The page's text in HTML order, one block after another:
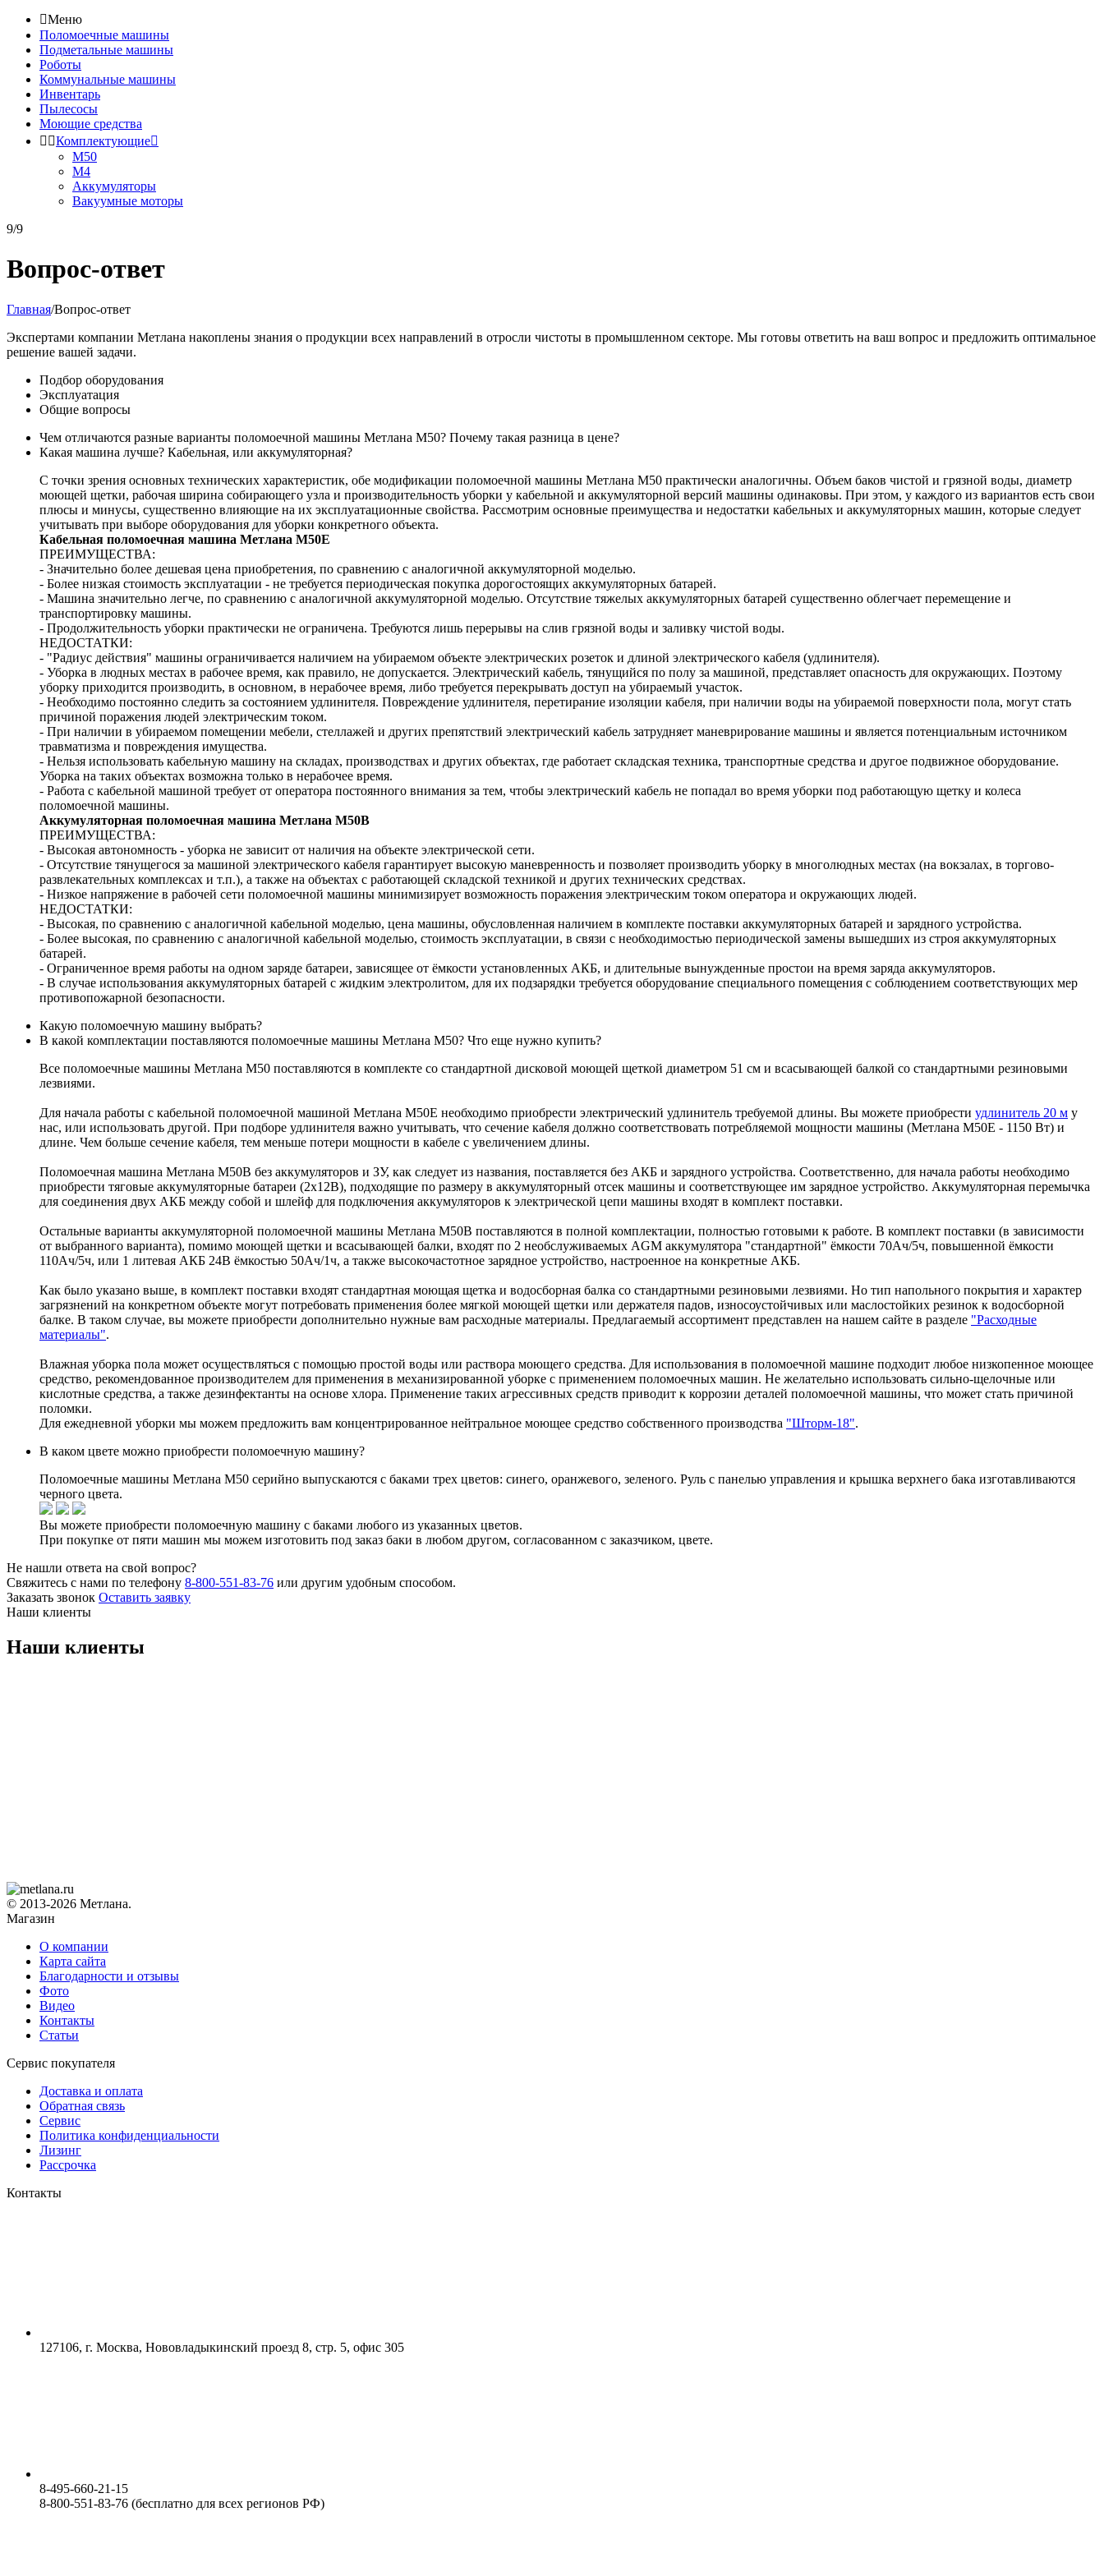
Меню
Поломоечные машины
Подметальные машины
Роботы
Коммунальные машины
Инвентарь
Пылесосы
Моющие средства
 Комплектующие
М50
М4
Аккумуляторы
Вакуумные моторы
9/9
Вопрос-ответ
Главная/Вопрос-ответ
Экспертами компании Метлана накоплены знания о продукции всех направлений в отросли чистоты в промышленном секторе. Мы готовы ответить на ваш вопрос и предложить оптимальное
решение вашей задачи.
Подбор оборудования
Эксплуатация
Общие вопросы
Чем отличаются разные варианты поломоечной машины Метлана М50? Почему такая разница в цене?
Какая машина лучше? Кабельная, или аккумуляторная?
С точки зрения основных технических характеристик, обе модификации поломоечной машины Метлана М50 практически аналогичны. Объем баков чистой и грязной воды, диаметр
моющей щетки, рабочая ширина собирающего узла и производительность уборки у кабельной и аккумуляторной версий машины одинаковы. При этом, у каждого из вариантов есть свои
плюсы и минусы, существенно влияющие на их эксплуатационные свойства. Рассмотрим основные преимущества и недостатки кабельных и аккумуляторных машин, которые следует
учитывать при выборе оборудования для уборки конкретного объекта.
Кабельная поломоечная машина Метлана М50Е
ПРЕИМУЩЕСТВА:
- Значительно более дешевая цена приобретения, по сравнению с аналогичной аккумуляторной моделью.
- Более низкая стоимость эксплуатации - не требуется периодическая покупка дорогостоящих аккумуляторных батарей.
- Машина значительно легче, по сравнению с аналогичной аккумуляторной моделью. Отсутствие тяжелых аккумуляторных батарей существенно облегчает перемещение и
транспортировку машины.
- Продолжительность уборки практически не ограничена. Требуются лишь перерывы на слив грязной воды и заливку чистой воды.
НЕДОСТАТКИ:
- "Радиус действия" машины ограничивается наличием на убираемом объекте электрических розеток и длиной электрического кабеля (удлинителя).
- Уборка в людных местах в рабочее время, как правило, не допускается. Электрический кабель, тянущийся по полу за машиной, представляет опасность для окружающих. Поэтому
уборку приходится производить, в основном, в нерабочее время, либо требуется перекрывать доступ на убираемый участок.
- Необходимо постоянно следить за состоянием удлинителя. Повреждение удлинителя, перетирание изоляции кабеля, при наличии воды на убираемой поверхности пола, могут стать
причиной поражения людей электрическим током.
- При наличии в убираемом помещении мебели, стеллажей и других препятствий электрический кабель затрудняет маневрирование машины и является потенциальным источником
травматизма и повреждения имущества.
- Нельзя использовать кабельную машину на складах, производствах и других объектах, где работает складская техника, транспортные средства и другое подвижное оборудование.
Уборка на таких объектах возможна только в нерабочее время.
- Работа с кабельной машиной требует от оператора постоянного внимания за тем, чтобы электрический кабель не попадал во время уборки под работающую щетку и колеса
поломоечной машины.
Аккумуляторная поломоечная машина Метлана М50В
ПРЕИМУЩЕСТВА:
- Высокая автономность - уборка не зависит от наличия на объекте электрической сети.
- Отсутствие тянущегося за машиной электрического кабеля гарантирует высокую маневренность и позволяет производить уборку в многолюдных местах (на вокзалах, в торгово-
развлекательных комплексах и т.п.), а также на объектах с работающей складской техникой и других технических средствах.
- Низкое напряжение в рабочей сети поломоечной машины минимизирует возможность поражения электрическим током оператора и окружающих людей.
НЕДОСТАТКИ:
- Высокая, по сравнению с аналогичной кабельной моделью, цена машины, обусловленная наличием в комплекте поставки аккумуляторных батарей и зарядного устройства.
- Более высокая, по сравнению с аналогичной кабельной моделью, стоимость эксплуатации, в связи с необходимостью периодической замены вышедших из строя аккумуляторных
батарей.
- Ограниченное время работы на одном заряде батареи, зависящее от ёмкости установленных АКБ, и длительные вынужденные простои на время заряда аккумуляторов.
- В случае использования аккумуляторных батарей с жидким электролитом, для их подзарядки требуется оборудование специального помещения с соблюдением соответствующих мер
противопожарной безопасности.
Какую поломоечную машину выбрать?
В какой комплектации поставляются поломоечные машины Метлана М50? Что еще нужно купить?
Все поломоечные машины Метлана М50 поставляются в комплекте со стандартной дисковой моющей щеткой диаметром 51 см и всасывающей балкой со стандартными резиновыми
лезвиями.
Для начала работы с кабельной поломоечной машиной Метлана М50Е необходимо приобрести электрический удлинитель требуемой длины. Вы можете приобрести удлинитель 20 м у
нас, или использовать другой. При подборе удлинителя важно учитывать, что сечение кабеля должно соответствовать потребляемой мощности машины (Метлана М50Е - 1150 Вт) и
длине. Чем больше сечение кабеля, тем меньше потери мощности в кабеле с увеличением длины.
Поломоечная машина Метлана М50В без аккумуляторов и ЗУ, как следует из названия, поставляется без АКБ и зарядного устройства. Соответственно, для начала работы необходимо
приобрести тяговые аккумуляторные батареи (2х12В), подходящие по размеру в аккумуляторный отсек машины и соответствующее им зарядное устройство. Аккумуляторная перемычка
для соединения двух АКБ между собой и шлейф для подключения аккумуляторов к электрической цепи машины входят в комплект поставки.
Остальные варианты аккумуляторной поломоечной машины Метлана М50В поставляются в полной комплектации, полностью готовыми к работе. В комплект поставки (в зависимости
от выбранного варианта), помимо моющей щетки и всасывающей балки, входят по 2 необслуживаемых AGM аккумулятора "стандартной" ёмкости 70Ач/5ч, повышенной ёмкости
110Ач/5ч, или 1 литевая АКБ 24В ёмкостью 50Ач/1ч, а также высокочастотное зарядное устройство, настроенное на конкретные АКБ.
Как было указано выше, в комплект поставки входят стандартная моющая щетка и водосборная балка со стандартными резиновыми лезвиями. Но тип напольного покрытия и характер
загрязнений на конкретном объекте могут потребовать применения более мягкой моющей щетки или держателя падов, износоустойчивых или маслостойких резинок к водосборной
балке. В таком случае, вы можете приобрести дополнительно нужные вам расходные материалы. Предлагаемый ассортимент представлен на нашем сайте в разделе "Расходные
материалы".
Влажная уборка пола может осуществляться с помощью простой воды или раствора моющего средства. Для использования в поломоечной машине подходит любое низкопенное моющее
средство, рекомендованное производителем для применения в механизированной уборке с применением поломоечных машин. Не желательно использовать сильно-щелочные или
кислотные средства, а также дезинфектанты на основе хлора. Применение таких агрессивных средств приводит к коррозии деталей поломоечной машины, что может стать причиной
поломки.
Для ежедневной уборки мы можем предложить вам концентрированное нейтральное моющее средство собственного производства "Шторм-18".
В каком цвете можно приобрести поломоечную машину?
Поломоечные машины Метлана М50 серийно выпускаются с баками трех цветов: синего, оранжевого, зеленого. Руль с панелью управления и крышка верхнего бака изготавливаются
черного цвета.
Вы можете приобрести поломоечную машину с баками любого из указанных цветов.
При покупке от пяти машин мы можем изготовить под заказ баки в любом другом, согласованном с заказчиком, цвете.
Не нашли ответа на свой вопрос?
Свяжитесь с нами по телефону 8-800-551-83-76 или другим удобным способом.
Заказать звонок Оставить заявку
Наши клиенты
Наши клиенты
© 2013-2026 Метлана.
Магазин
О компании
Карта сайта
Благодарности и отзывы
Фото
Видео
Контакты
Статьи
Сервис покупателя
Доставка и оплата
Обратная связь
Сервис
Политика конфиденциальности
Лизинг
Рассрочка
Контакты
127106, г. Москва, Нововладыкинский проезд 8, стр. 5, офис 305
8-495-660-21-15
8-800-551-83-76 (бесплатно для всех регионов РФ)